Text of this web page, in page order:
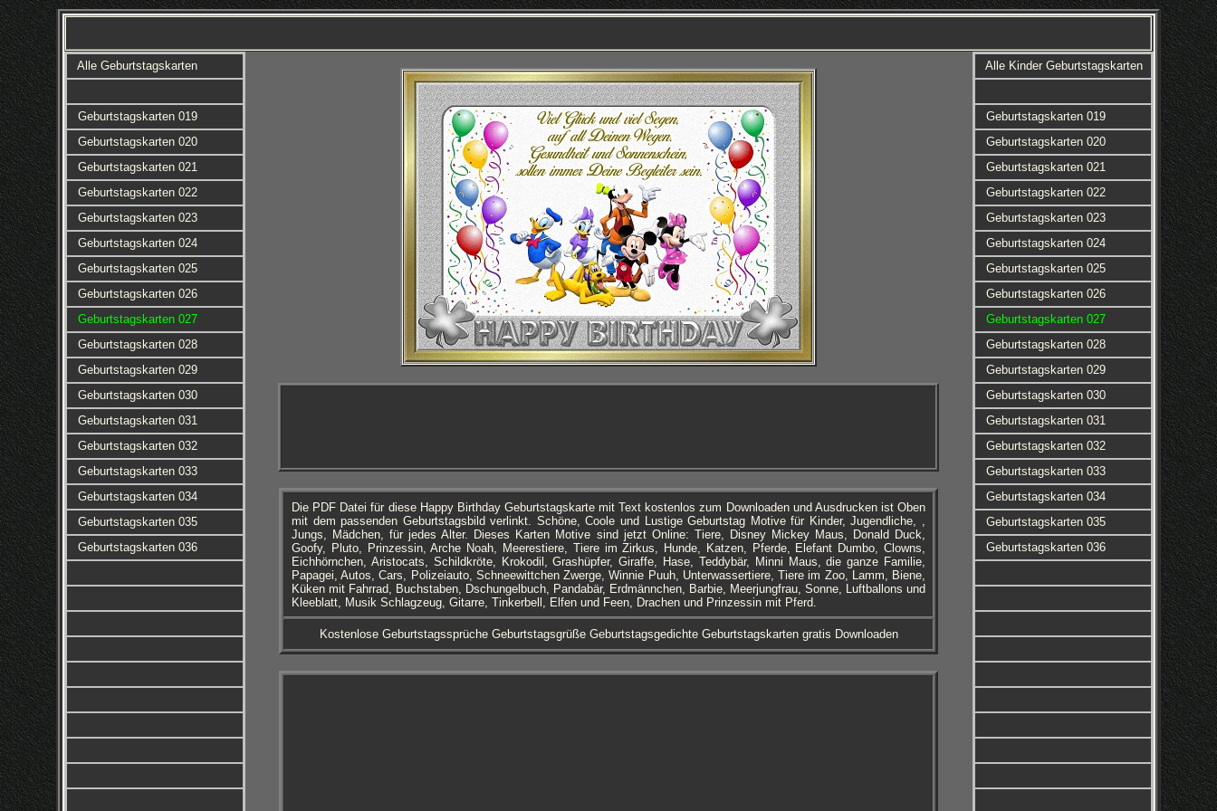
Alle Geburtstagskarten
Geburtstagskarten 019
Geburtstagskarten 020
Geburtstagskarten 021
Geburtstagskarten 022
Geburtstagskarten 023
Geburtstagskarten 024
Geburtstagskarten 025
Geburtstagskarten 026
Geburtstagskarten 027
Geburtstagskarten 028
Geburtstagskarten 029
Geburtstagskarten 030
Geburtstagskarten 031
Geburtstagskarten 032
Geburtstagskarten 033
Geburtstagskarten 034
Geburtstagskarten 035
Geburtstagskarten 036
Die PDF Datei für diese Happy Birthday Geburtstagskarte mit Text kostenlos zum Downloaden und Ausdrucken ist Oben
mit dem passenden Geburtstagsbild verlinkt. Schöne, Coole und Lustige Geburtstag Motive für Kinder, Jugendliche, ,
Jungs, Mädchen, für jedes Alter. Dieses Karten Motive sind jetzt Online: Tiere, Disney Mickey Maus, Donald Duck,
Goofy, Pluto, Prinzessin, Arche Noah, Meerestiere, Tiere im Zirkus, Hunde, Katzen, Pferde, Elefant Dumbo, Clowns,
Eichhörnchen, Aristocats, Schildkröte, Krokodil, Grashüpfer, Giraffe, Hase, Teddybär, Minni Maus, die ganze Familie,
Papagei, Autos, Cars, Polizeiauto, Schneewittchen Zwerge, Winnie Puuh, Unterwassertiere, Tiere im Zoo, Lamm, Biene,
Küken mit Fahrrad, Buchstaben, Dschungelbuch, Pandabär, Erdmännchen, Barbie, Meerjungfrau, Sonne, Luftballons und
Kleeblatt, Musik Schlagzeug, Gitarre, Tinkerbell, Elfen und Feen, Drachen und Prinzessin mit Pferd.
Kostenlose Geburtstagssprüche Geburtstagsgrüße Geburtstagsgedichte Geburtstagskarten gratis Downloaden
Alle Kinder Geburtstagskarten
Geburtstagskarten 019
Geburtstagskarten 020
Geburtstagskarten 021
Geburtstagskarten 022
Geburtstagskarten 023
Geburtstagskarten 024
Geburtstagskarten 025
Geburtstagskarten 026
Geburtstagskarten 027
Geburtstagskarten 028
Geburtstagskarten 029
Geburtstagskarten 030
Geburtstagskarten 031
Geburtstagskarten 032
Geburtstagskarten 033
Geburtstagskarten 034
Geburtstagskarten 035
Geburtstagskarten 036